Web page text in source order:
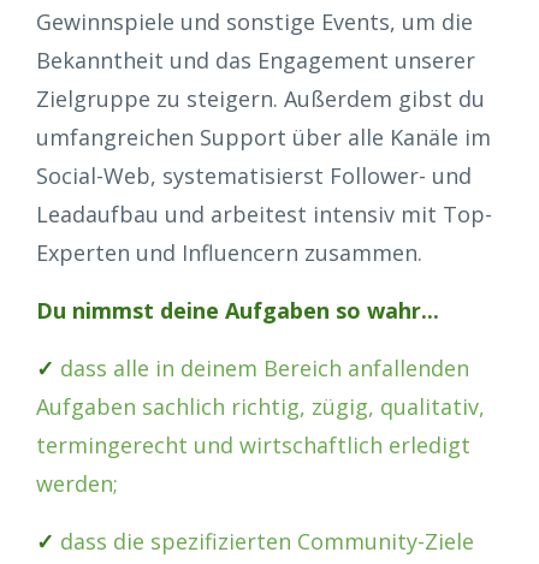
Gewinnspiele und sonstige Events, um die
Bekanntheit und das Engagement unserer
Zielgruppe zu steigern. Außerdem gibst du
umfangreichen Support über alle Kanäle im
Social-Web, systematisierst Follower- und
Leadaufbau und arbeitest intensiv mit Top-
Experten und Influencern zusammen.
Du nimmst deine Aufgaben so wahr...
✓ dass alle in deinem Bereich anfallenden
Aufgaben sachlich richtig, zügig, qualitativ,
termingerecht und wirtschaftlich erledigt
werden;
✓ dass die spezifizierten Community-Ziele